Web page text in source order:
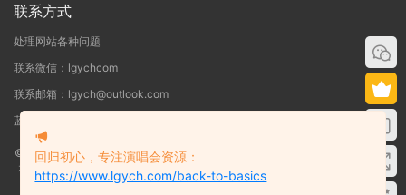
联系方式
处理网站各种问题
联系微信：lgychcom
联系邮箱：lgych@outlook.com
蓝光演唱会网 - 专注于ISO和BDMV蓝光演唱会下载服务
©2019-2026 蓝光演唱会本站资源来源于网络用户网盘投稿，本站服务器不储
存任何演唱会资源，版权归原作者所有，若侵犯了您的合法权益，请联系我们
删除！
回归初心，专注演唱会资源：
https://www.lgych.com/back-to-basics